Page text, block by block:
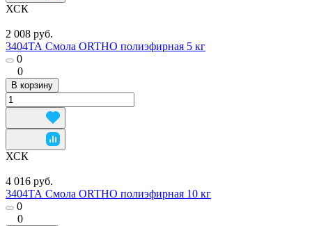
ХСК
2 008 руб.
3404ТА Смола ORTHO полиэфирная 5 кг
0
0
В корзину
ХСК
4 016 руб.
3404ТА Смола ORTHO полиэфирная 10 кг
0
0